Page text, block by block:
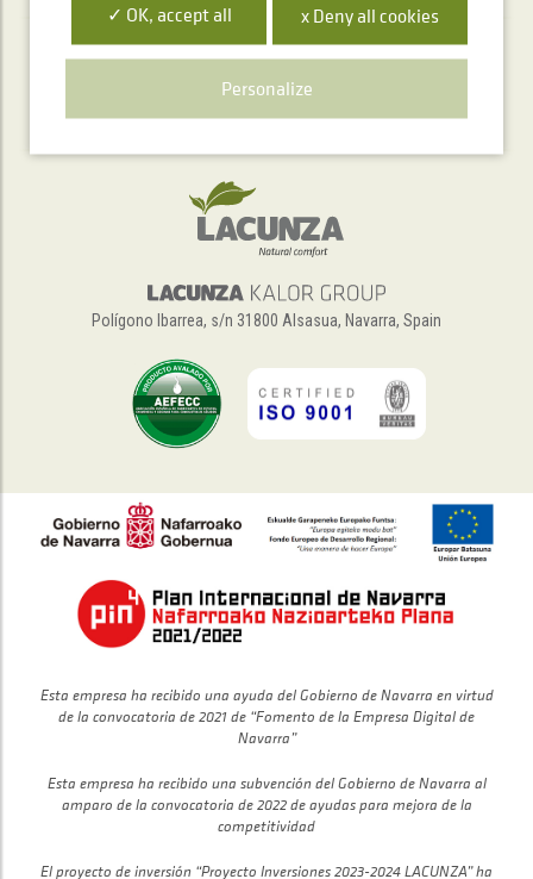
Telephone service
+34 948 563 511
Polígono Ibarrea, s/n 31800 Alsasua, Navarra, Spain
Esta empresa ha recibido una ayuda del Gobierno de Navarra en virtud
de la convocatoria de 2021 de “Fomento de la Empresa Digital de
Navarra”
Esta empresa ha recibido una subvención del Gobierno de Navarra al
amparo de la convocatoria de 2022 de ayudas para mejora de la
competitividad
El proyecto de inversión “Proyecto Inversiones 2023-2024 LACUNZA” ha
✓ OK, accept all x Deny all cookies
Personalize